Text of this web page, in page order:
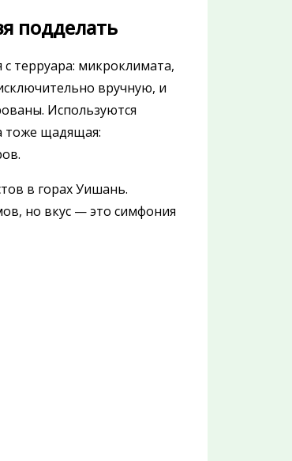
подделать
терруара: микроклимата,
вручную, и
Используются
тоже щадящая:
в горах Уишань.
но вкус — это симфония